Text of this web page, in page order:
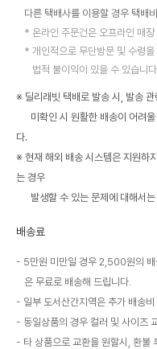
다른 택배사를 이용할 경우 택배
온라인 주문건은 오프라인 매
개인적으로 무단방문 및 수령
법적 불이익이 있을 수 있습니다.
※ 딜리래빗 택배로 발송 시, 발송
미확인 시 원활한 배송이 어려울
다.
※ 현재 해외 배송 시스템은 지원하
는 경우
발생할 수 있는 문제에 대해서는
배송료
5만원 미만일 경우 2,500원의
은 무료로 배송해 드립니다.
일부 도서산간지역은 추가 배송
동일상품의 경우 컬러 및 사이즈
타 상품으로 교환을 원할시, 환불